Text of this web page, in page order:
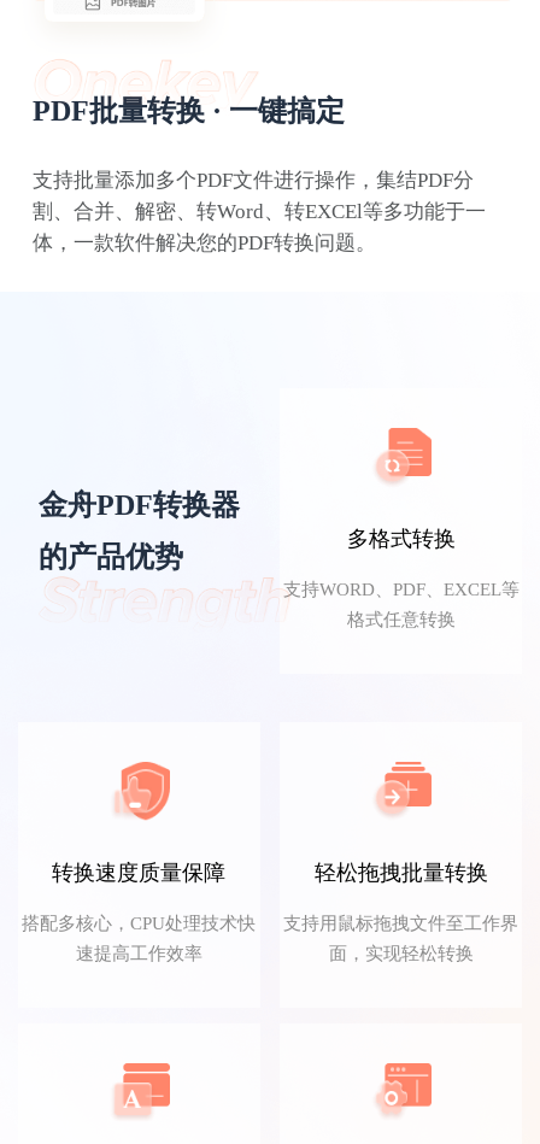
PDF批量转换 · 一键搞定
支持批量添加多个PDF文件进行操作，集结PDF分
割、合并、解密、转Word、转EXCEl等多功能于一
体，一款软件解决您的PDF转换问题。
金舟PDF转换器
的产品优势
多格式转换
支持WORD、PDF、EXCEL等
格式任意转换
转换速度质量保障
搭配多核心，CPU处理技术快
速提高工作效率
轻松拖拽批量转换
支持用鼠标拖拽文件至工作界
面，实现轻松转换
迟迟语0_o
浪里小白龙
文言予果